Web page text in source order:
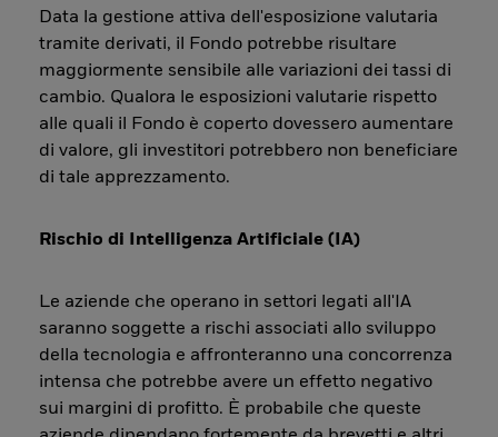
Data la gestione attiva dell'esposizione valutaria
tramite derivati, il Fondo potrebbe risultare
maggiormente sensibile alle variazioni dei tassi di
cambio. Qualora le esposizioni valutarie rispetto
alle quali il Fondo è coperto dovessero aumentare
di valore, gli investitori potrebbero non beneficiare
di tale apprezzamento.
Rischio di Intelligenza Artificiale (IA)
Le aziende che operano in settori legati all'IA
saranno soggette a rischi associati allo sviluppo
della tecnologia e affronteranno una concorrenza
intensa che potrebbe avere un effetto negativo
sui margini di profitto. È probabile che queste